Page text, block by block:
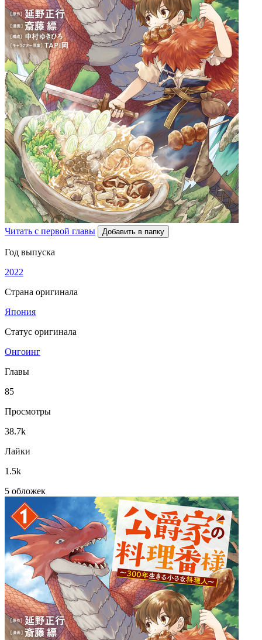
Читать с первой главы Добавить в папку
Год выпуска
2022
Страна оригинала
Япония
Статус оригинала
Онгоинг
Главы
85
Просмотры
38.7k
Лайки
1.5k
5 обложек